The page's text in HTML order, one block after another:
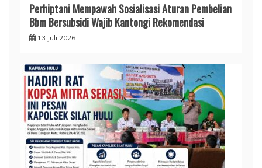
Perhiptani Mempawah Sosialisasi Aturan Pembelian
Bbm Bersubsidi Wajib Kantongi Rekomendasi
13 Juli 2026